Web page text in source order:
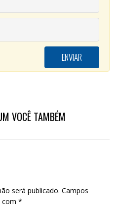
VOCÊ TAMBÉM
será publicado. Campos
com *